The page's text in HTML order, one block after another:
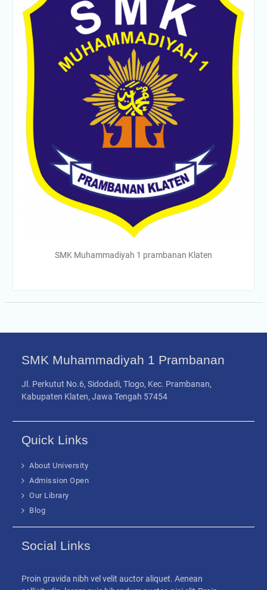
SMK Muhammadiyah 1 prambanan Klaten
SMK Muhammadiyah 1 Prambanan
Jl. Perkutut No.6, Sidodadi, Tlogo, Kec. Prambanan,
Kabupaten Klaten, Jawa Tengah 57454
Quick Links
About University
Admission Open
Our Library
Blog
Social Links
Proin gravida nibh vel velit auctor aliquet. Aenean